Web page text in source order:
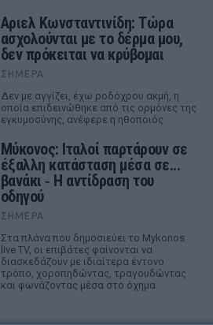
Αριελ Κωνσταντινίδη: Τώρα
ασχολούνται με το δέρμα μου,
δεν πρόκειται να κρύβομαι
ΣΉΜΕΡΑ
Δεν με αγγίζει, έχω ροδόχρου ακμή, η
οποία επιδεινώθηκε από τις ορμόνες της
εγκυμοσύνης, ανέφερε η ηθοποιός
Μύκονος: Ιταλοί παρτάρουν σε
έξαλλη κατάσταση μέσα σε...
βανάκι ‑ Η αντίδραση του
οδηγού
ΣΉΜΕΡΑ
Στα πλάνα που δημοσιεύει το Mykonos
live TV, οι επιβάτες φαίνονται να
διασκεδάζουν με ιδιαίτερα έντονο
τρόπο, χοροπηδώντας, τραγουδώντας
και φωνάζοντας μέσα στο όχημα